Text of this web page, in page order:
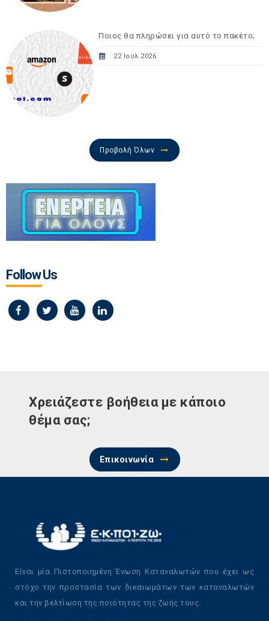
Ποιος θα πληρώσει για αυτό το πακέτο;
22 Ιουλ 2026
Προβολή Όλων
Follow Us
Χρειάζεστε βοήθεια με κάποιο
θέμα σας;
Επικοινωνία
Είναι μία Πιστοποιημένη Ένωση Καταναλωτών που έχει ως
στόχο την προστασία των δικαιωμάτων των καταναλωτών
και την βελτίωση της ποιότητας της ζωής τους.